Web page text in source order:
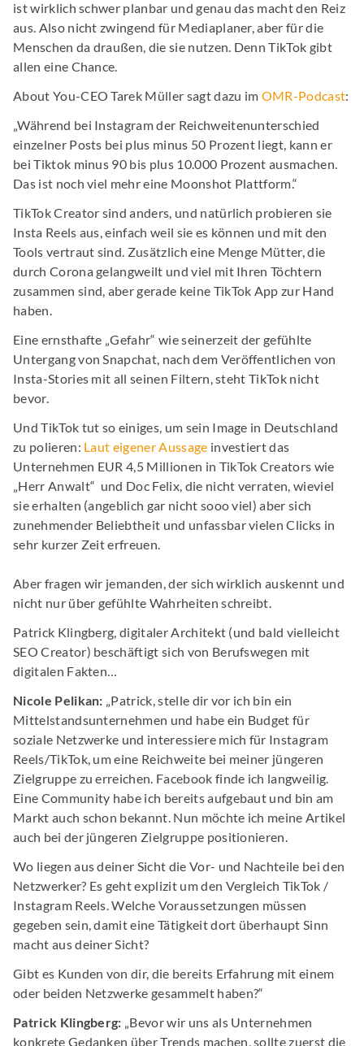
ist wirklich schwer planbar und genau das macht den Reiz
aus. Also nicht zwingend für Mediaplaner, aber für die
Menschen da draußen, die sie nutzen. Denn TikTok gibt
allen eine Chance.
About You-CEO Tarek Müller sagt dazu im OMR-Podcast:
„Während bei Instagram der Reichweitenunterschied
einzelner Posts bei plus minus 50 Prozent liegt, kann er
bei Tiktok minus 90 bis plus 10.000 Prozent ausmachen.
Das ist noch viel mehr eine Moonshot Plattform.“
TikTok Creator sind anders, und natürlich probieren sie
Insta Reels aus, einfach weil sie es können und mit den
Tools vertraut sind. Zusätzlich eine Menge Mütter, die
durch Corona gelangweilt und viel mit Ihren Töchtern
zusammen sind, aber gerade keine TikTok App zur Hand
haben.
Eine ernsthafte „Gefahr“ wie seinerzeit der gefühlte
Untergang von Snapchat, nach dem Veröffentlichen von
Insta-Stories mit all seinen Filtern, steht TikTok nicht
bevor.
Und TikTok tut so einiges, um sein Image in Deutschland
zu polieren: Laut eigener Aussage investiert das
Unternehmen EUR 4,5 Millionen in TikTok Creators wie
„Herr Anwalt“ und Doc Felix, die nicht verraten, wieviel
sie erhalten (angeblich gar nicht sooo viel) aber sich
zunehmender Beliebtheit und unfassbar vielen Clicks in
sehr kurzer Zeit erfreuen.
Aber fragen wir jemanden, der sich wirklich auskennt und
nicht nur über gefühlte Wahrheiten schreibt.
Patrick Klingberg, digitaler Architekt (und bald vielleicht
SEO Creator) beschäftigt sich von Berufswegen mit
digitalen Fakten…
Nicole Pelikan: „Patrick, stelle dir vor ich bin ein
Mittelstandsunternehmen und habe ein Budget für
soziale Netzwerke und interessiere mich für Instagram
Reels/TikTok, um eine Reichweite bei meiner jüngeren
Zielgruppe zu erreichen. Facebook finde ich langweilig.
Eine Community habe ich bereits aufgebaut und bin am
Markt auch schon bekannt. Nun möchte ich meine Artikel
auch bei der jüngeren Zielgruppe positionieren.
Wo liegen aus deiner Sicht die Vor- und Nachteile bei den
Netzwerker? Es geht explizit um den Vergleich TikTok /
Instagram Reels. Welche Voraussetzungen müssen
gegeben sein, damit eine Tätigkeit dort überhaupt Sinn
macht aus deiner Sicht?
Gibt es Kunden von dir, die bereits Erfahrung mit einem
oder beiden Netzwerke gesammelt haben?“
Patrick Klingberg: „Bevor wir uns als Unternehmen
konkrete Gedanken über Trends machen, sollte zuerst die